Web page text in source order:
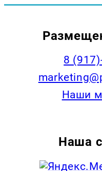
8
Наши
Наша